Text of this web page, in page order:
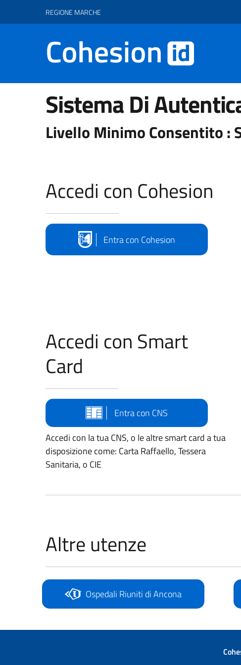
REGIONE MARCHE
Sistema Di
Livello Minimo Consentito :
Accedi con Cohesion
Entra con Cohesion
Accedi con Smart
Card
Entra con CNS
Accedi con la tua CNS, o le altre smart card a tua
disposizione come: Carta Raffaello, Tessera
Sanitaria, o CIE
Altre utenze
Ospedali Riuniti di Ancona